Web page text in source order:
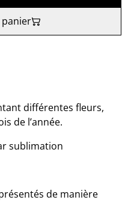
différentes fleurs,
de l’année.
sublimation
de manière